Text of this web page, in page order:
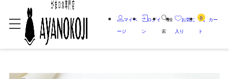
マイペ
ージ
ログイ
ン
検
索
お気に
入り
0 カー
ト